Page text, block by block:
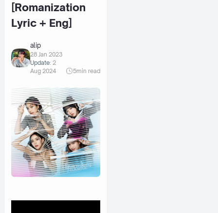
[Romanization
Lyric + Eng]
alip
28 Jan 2023
Update: 2
Aug 2024
5min read